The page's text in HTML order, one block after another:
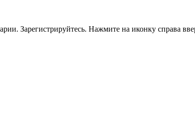
Зарегистрируйтесь. Нажмите на иконку справа